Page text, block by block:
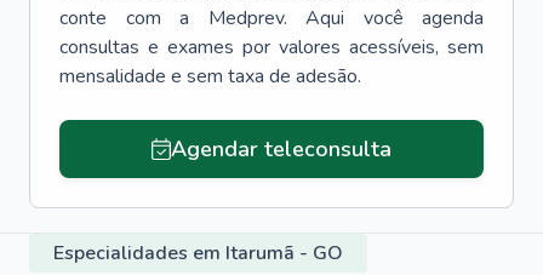
conte com a Medprev. Aqui você agenda
consultas e exames por valores acessíveis, sem
mensalidade e sem taxa de adesão.
Agendar teleconsulta
Especialidades em Itarumã - GO